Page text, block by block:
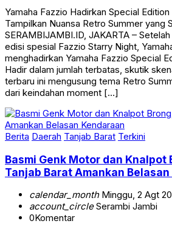
Yamaha Fazzio Hadirkan Special
Tampilkan Nuansa Retro Summer yang
SERAMBIJAMBI.ID, JAKARTA –
edisi spesial Fazzio Starry Night,
menghadirkan Yamaha Fazzio Special
Hadir dalam jumlah terbatas, skutik
terbaru ini mengusung tema Retro
dari keindahan moment […]
Berita Daerah Tanjab Barat Terkini
Basmi Genk Motor dan Knalpot
Tanjab Barat Amankan
calendar_monthMinggu, 2 Agt
account_circleSerambi Jambi
0Komentar